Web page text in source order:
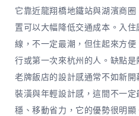
它靠近龍翔橋地鐵站與湖濱商
置可以大幅降低交通成本。入
線，不一定最潮，但住起來方
行或第一次來杭州的人。缺點是
老牌飯店的設計感通常不如新
裝潢與年輕設計感，這間不一
穩、移動省力，它的優勢很明顯